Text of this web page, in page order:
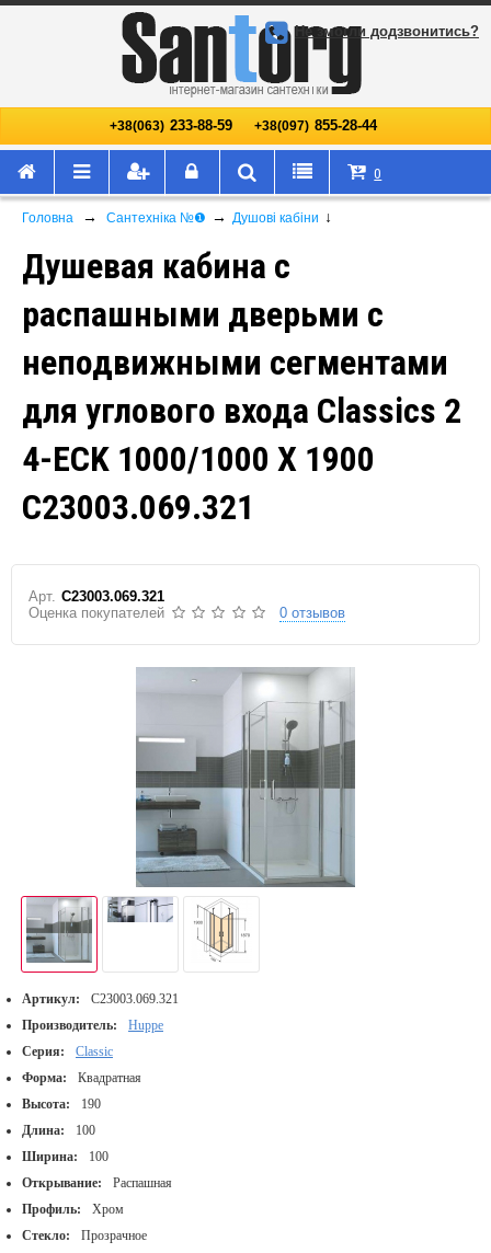
+38(063) 233-88-59 +38(097) 855-28-44
Не змогли додзвонитись?
0
Головна → Сантехніка №❶ → Душові кабіни ↓
Душевая кабина с
распашными дверьми с
неподвижными сегментами
для углового входа Classics 2
4-ECK 1000/1000 X 1900
C23003.069.321
Арт. C23003.069.321
Оценка покупателей
0 отзывов
Артикул:
C23003.069.321
Производитель:
Huppe
Серия:
Classic
Форма:
Квадратная
Высота:
190
Длина:
100
Ширина:
100
Открывание:
Распашная
Профиль:
Хром
Стекло:
Прозрачное